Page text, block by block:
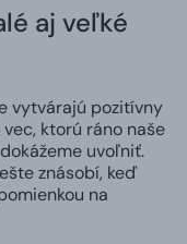
aj veľké
vytvárajú pozitívny
ktorú ráno naše
uvoľniť.
znásobí, keď
na